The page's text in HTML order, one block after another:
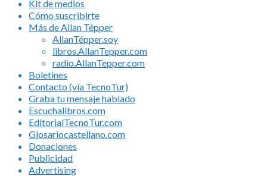
Kit de medios
Cómo suscribirte
Más de Allan Tépper
AllanTépper.soy
libros.AllanTepper.com
radio.AllanTepper.com
Boletines
Contacto (vía TecnoTur)
Graba tu mensaje hablado
Escuchalibros.com
EditorialTecnoTur.com
Glosariocastellano.com
Donaciones
Publicidad
Advertising